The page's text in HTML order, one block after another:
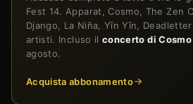
Fest 14. Apparat, Cosmo, The Zen
Django, La Niña, Yīn Yīn,
artisti. Incluso il concerto di Cosmo
agosto.
Acquista abbonamento